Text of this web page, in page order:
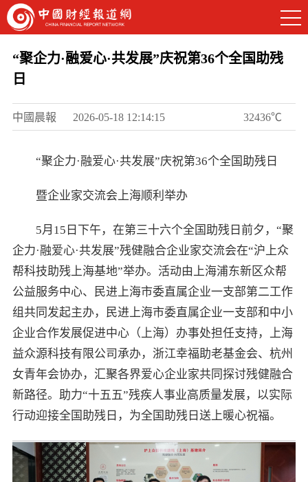
“聚企力·融爱心·共发展”庆祝第36个全国助残
日
中國晨報 2026-05-18 12:14:15 32436℃
“聚企力·融爱心·共发展”庆祝第36个全国助残日
暨企业家交流会上海顺利举办
5月15日下午，在第三十六个全国助残日前夕，“聚
企力·融爱心·共发展”残健融合企业家交流会在“沪上众
帮科技助残上海基地”举办。活动由上海浦东新区众帮
公益服务中心、民进上海市委直属企业一支部第二工作
组共同发起主办，民进上海市委直属企业一支部和中小
企业合作发展促进中心（上海）办事处担任支持，上海
益众源科技有限公司承办，浙江幸福助老基金会、杭州
女青年会协办，汇聚各界爱心企业家共同探讨残健融合
新路径。助力“十五五”残疾人事业高质量发展，以实际
行动迎接全国助残日，为全国助残日送上暖心祝福。